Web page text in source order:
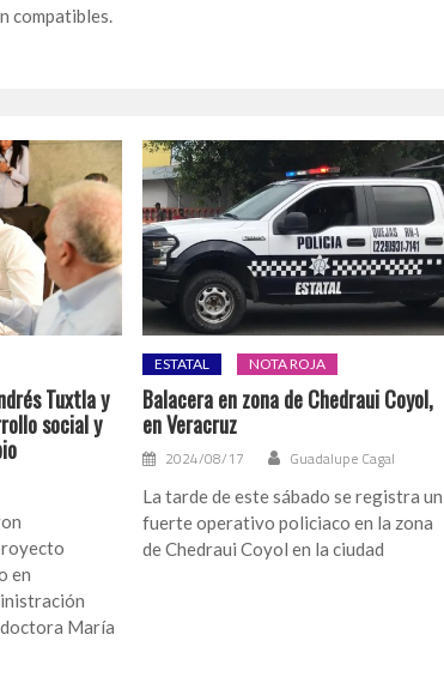
compatibles.
Tuxtla y
social y
en
María
ESTATAL NOTA ROJA
Balacera en zona de Chedraui Coyol,
en Veracruz
2024/08/17 Guadalupe Cagal
La tarde de este sábado se registra un
fuerte operativo policiaco en la zona
de Chedraui Coyol en la ciudad